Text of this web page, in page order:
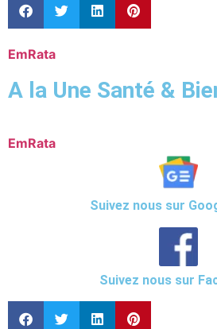
EmRata
A la Une Santé &
EmRata
Suivez nous sur
Suivez nous sur